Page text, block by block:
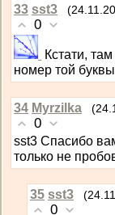
33 sst3
0
Кстати,
номер той
34 Myrzilka
0
sst3 Спасибо
только не
35 sst3
0